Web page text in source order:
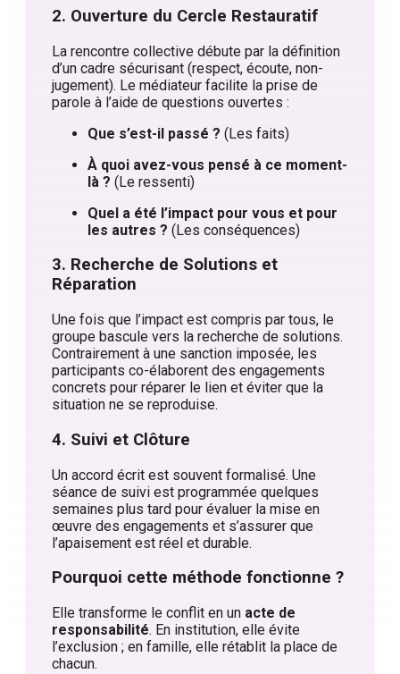
2. Ouverture du Cercle Restauratif
La rencontre collective débute par la définition
d’un cadre sécurisant (respect, écoute, non-
jugement). Le médiateur facilite la prise de
parole à l’aide de questions ouvertes :
Que s’est-il passé ? (Les faits)
À quoi avez-vous pensé à ce moment-
là ? (Le ressenti)
Quel a été l’impact pour vous et pour
les autres ? (Les conséquences)
3. Recherche de Solutions et
Réparation
Une fois que l’impact est compris par tous, le
groupe bascule vers la recherche de solutions.
Contrairement à une sanction imposée, les
participants co-élaborent des engagements
concrets pour réparer le lien et éviter que la
situation ne se reproduise.
4. Suivi et Clôture
Un accord écrit est souvent formalisé. Une
séance de suivi est programmée quelques
semaines plus tard pour évaluer la mise en
œuvre des engagements et s’assurer que
l’apaisement est réel et durable.
Pourquoi cette méthode fonctionne ?
Elle transforme le conflit en un acte de
responsabilité. En institution, elle évite
l’exclusion ; en famille, elle rétablit la place de
chacun.